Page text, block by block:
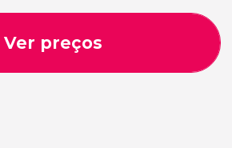
Ver preços